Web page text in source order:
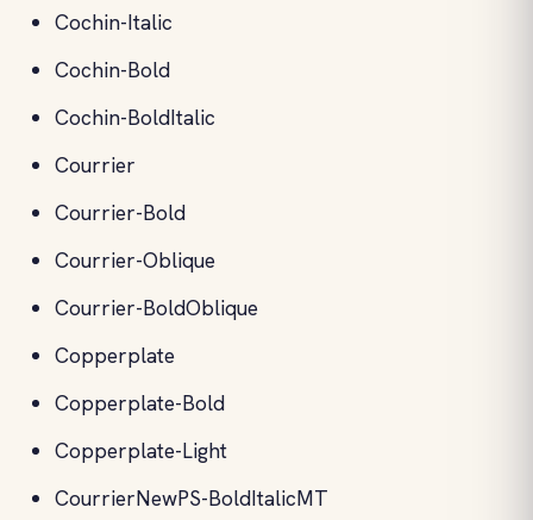
Cochin-Italic
Cochin-Bold
Cochin-BoldItalic
Courrier
Courrier-Bold
Courrier-Oblique
Courrier-BoldOblique
Copperplate
Copperplate-Bold
Copperplate-Light
CourrierNewPS-BoldItalicMT